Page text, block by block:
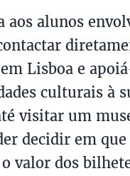
aos alunos
Lisboa e
culturais à
visitar um
decidir em
valor dos